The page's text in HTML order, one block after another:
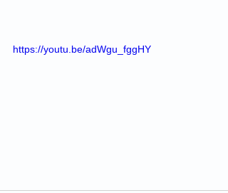
https://youtu.be/adWgu_fggHY